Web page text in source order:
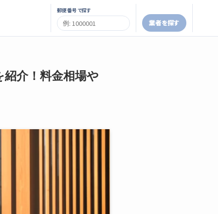
郵便番号で探す
業者を探す
介！料金相場や